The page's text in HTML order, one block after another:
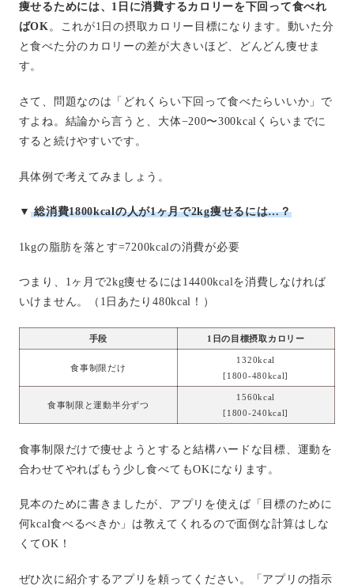
痩せるためには、1日に消費するカロリーを下回って食べれ
ばOK。これが1日の摂取カロリー目標になります。動いた分
と食べた分のカロリーの差が大きいほど、どんどん痩せま
す。
さて、問題なのは「どれくらい下回って食べたらいいか」で
すよね。結論から言うと、大体−200〜300kcalくらいまでに
すると続けやすいです。
具体例で考えてみましょう。
▼ 総消費1800kcalの人が1ヶ月で2kg痩せるには…？
1kgの脂肪を落とす=7200kcalの消費が必要
つまり、1ヶ月で2kg痩せるには14400kcalを消費しなければ
いけません。（1日あたり480kcal！）
手段 1日の目標摂取カロリー
食事制限だけ
1320kcal
[1800-480kcal]
食事制限と運動半分ずつ
1560kcal
[1800-240kcal]
食事制限だけで痩せようとすると結構ハードな目標、運動を
合わせてやればもう少し食べてもOKになります。
見本のために書きましたが、アプリを使えば「目標のために
何kcal食べるべきか」は教えてくれるので面倒な計算はしな
くてOK！
ぜひ次に紹介するアプリを頼ってください。「アプリの指示